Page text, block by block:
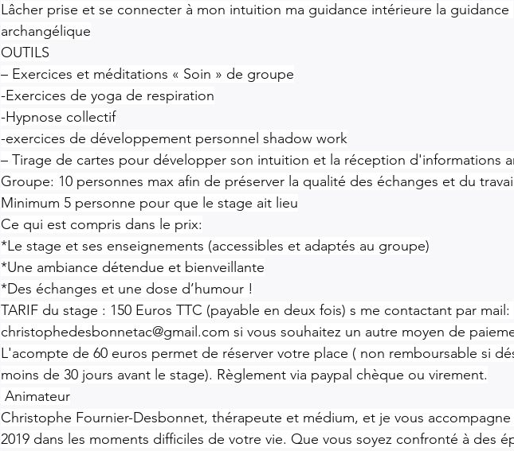
Lâcher prise et se connecter à mon intuition ma guidance intérieure la guidance
archangélique
OUTILS
– Exercices et méditations « Soin » de groupe
-Exercices de yoga de respiration
-Hypnose collectif
-exercices de développement personnel shadow work
– Tirage de cartes pour développer son intuition et la réception d'informations
Groupe: 10 personnes max afin de préserver la qualité des échanges et du
Minimum 5 personne pour que le stage ait lieu
Ce qui est compris dans le prix:
*Le stage et ses enseignements (accessibles et adaptés au groupe)
*Une ambiance détendue et bienveillante
*Des échanges et une dose d’humour !
TARIF du stage : 150 Euros TTC (payable en deux fois) s me contactant par mail:
christophedesbonnetac@gmail.com si vous souhaitez un autre moyen de
L'acompte de 60 euros permet de réserver votre place ( non remboursable si
moins de 30 jours avant le stage). Règlement via paypal chèque ou virement.
Animateur
Christophe Fournier-Desbonnet, thérapeute et médium, et je vous
2019 dans les moments difficiles de votre vie. Que vous soyez confronté à des